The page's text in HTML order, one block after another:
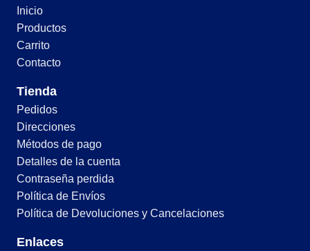
Inicio
Productos
Carrito
Contacto
Tienda
Pedidos
Direcciones
Métodos de pago
Detalles de la cuenta
Contraseña perdida
Política de Envíos
Política de Devoluciones y Cancelaciones
Enlaces